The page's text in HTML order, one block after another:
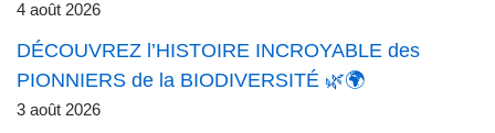
4 août 2026
DÉCOUVREZ l’HISTOIRE INCROYABLE des
PIONNIERS de la BIODIVERSITÉ 🌿🌍
3 août 2026